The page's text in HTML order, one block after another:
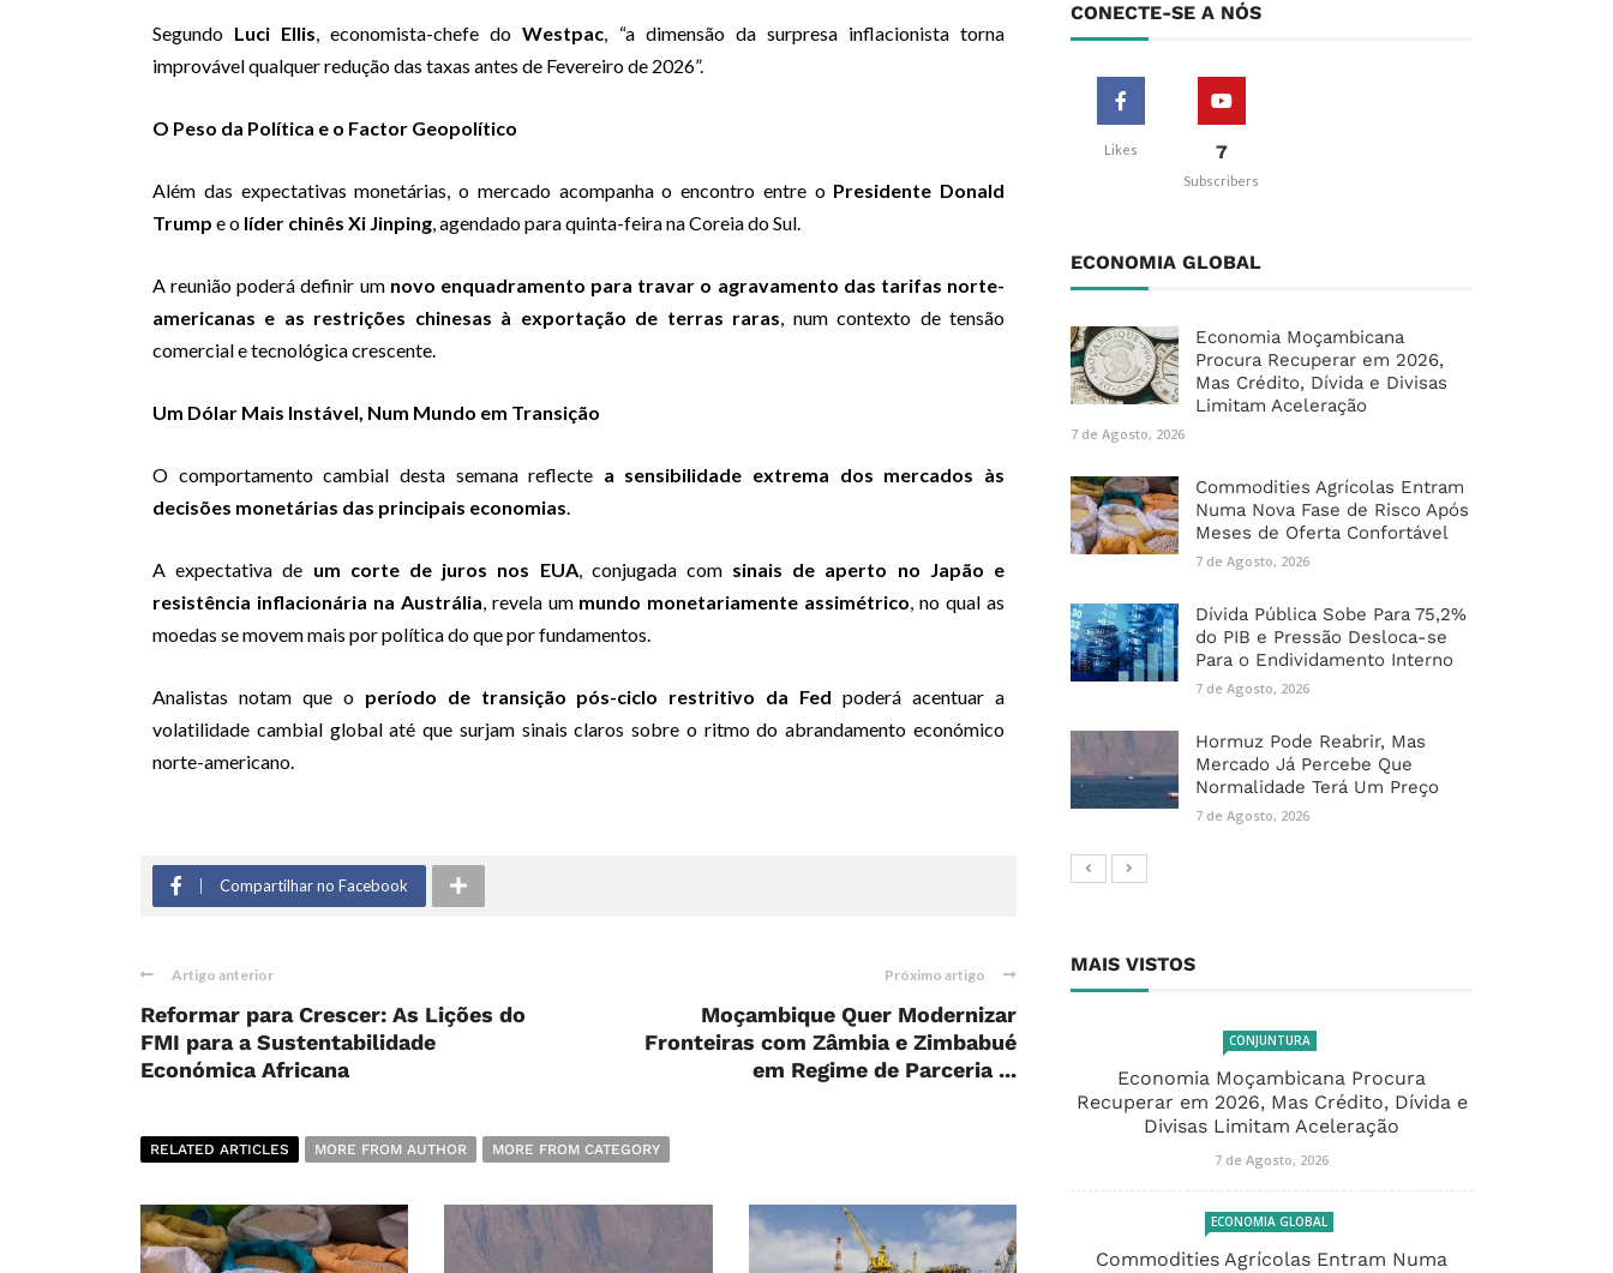
Segundo Luci Ellis, economista-chefe doWestpac, “a dimensão da surpresa inflacionista torna
improvável qualquer redução das taxas antes de Fevereiro de 2026”.
O Peso da Política e o Factor Geopolítico
Além das expectativas monetárias, o mercado acompanha o encontro entre o Presidente Donald
Trump e o líder chinês Xi Jinping, agendado para quinta-feira na Coreia do Sul.
A reunião poderá definir um novo enquadramento para travar o agravamento das tarifas norte-
americanas e as restrições chinesas à exportação de terras raras, num contexto de tensão
comercial e tecnológica crescente.
Um Dólar Mais Instável, Num Mundo em Transição
O comportamento cambial desta semana reflecte a sensibilidade extrema dos mercados às
decisões monetárias das principais economias.
A expectativa de um corte de juros nos EUA, conjugada com sinais de aperto no Japão e
resistência inflacionária na Austrália, revela um mundo monetariamente assimétrico, no qual as
moedas se movem mais por política do que por fundamentos.
Analistas notam que o período de transição pós-ciclo restritivo da Fed poderá acentuar a
volatilidade cambial global até que surjam sinais claros sobre o ritmo do abrandamento económico
norte-americano.
Compartilhar no Facebook
Artigo anterior
Reformar para Crescer: As Lições do
FMI para a Sustentabilidade
Económica Africana
Próximo artigo
Moçambique Quer Modernizar
Fronteiras com Zâmbia e Zimbabué
em Regime de Parceria ...
RELATED ARTICLES MORE FROM AUTHOR MORE FROM CATEGORY
CONECTE-SE A NÓS
Likes 7
Subscribers
ECONOMIA GLOBAL
Economia Moçambicana
Procura Recuperar em 2026,
Mas Crédito, Dívida e Divisas
Limitam Aceleração
7 de Agosto, 2026
Commodities Agrícolas Entram
Numa Nova Fase de Risco Após
Meses de Oferta Confortável
7 de Agosto, 2026
Dívida Pública Sobe Para 75,2%
do PIB e Pressão Desloca-se
Para o Endividamento Interno
7 de Agosto, 2026
Hormuz Pode Reabrir, Mas
Mercado Já Percebe Que
Normalidade Terá Um Preço
7 de Agosto, 2026
MAIS VISTOS
CONJUNTURA
Economia Moçambicana Procura
Recuperar em 2026, Mas Crédito, Dívida e
Divisas Limitam Aceleração
7 de Agosto, 2026
ECONOMIA GLOBAL
Commodities Agrícolas Entram Numa